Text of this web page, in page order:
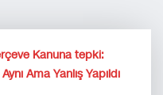
Kanuna tepki:
Ama Yanlış Yapıldı